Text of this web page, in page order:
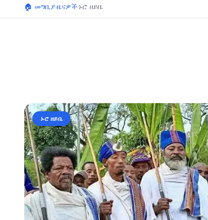
🏠 መግቢያ›ዜናዎች›ኑሮ ዘይቤ
ኑሮ ዘይቤ